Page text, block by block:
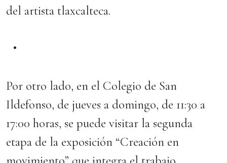
del artista tlaxcalteca.
Por otro lado, en el Colegio de San
Ildefonso, de jueves a domingo, de 11:30 a
17:00 horas, se puede visitar la segunda
etapa de la exposición “Creación en